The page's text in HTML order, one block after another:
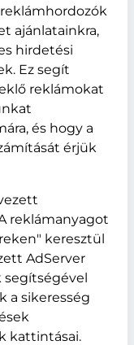
ajánlatainkra,
hirdetési
Ez segít
reklámokat
és hogy a
érjük
reklámanyagot
keresztül
AdServer
segítségével
a sikeresség
kattintásai.